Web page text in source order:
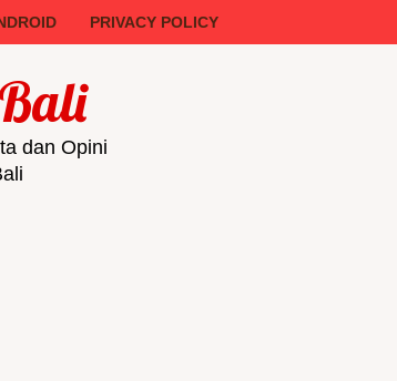
PRIVACY POLICY
dan Opini